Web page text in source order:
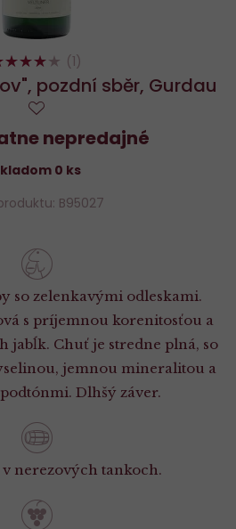
pozdní sběr, Gurdau
obľúbených
(1)
so zelenkavými odleskami.
s príjemnou korenitosťou a
jabĺk. Chuť je stredne plná, so
jemnou mineralitou a
Dlhšý záver.
nerezových tankoch.
nepredajné
0 ks
B95027